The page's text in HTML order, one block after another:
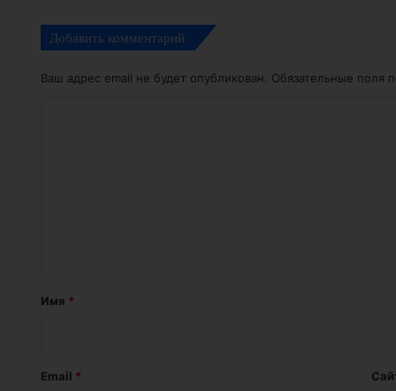
Добавить комментарий
Ваш адрес email не будет опубликован. Обязательные поля
а
й
Имя *
Email *